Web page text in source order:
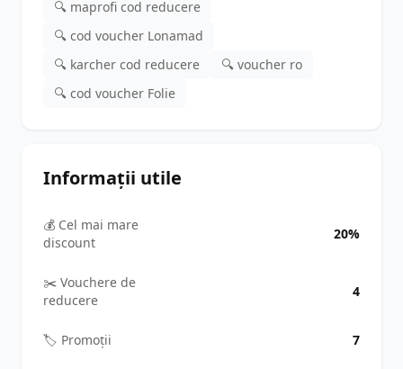
🔍 maprofi cod reducere
🔍 cod voucher Lonamad
🔍 karcher cod reducere
🔍 voucher ro
🔍 cod voucher Folie
Informații utile
💰 Cel mai mare
discount
20%
✂️ Vouchere de
reducere
4
🏷️ Promoții 7